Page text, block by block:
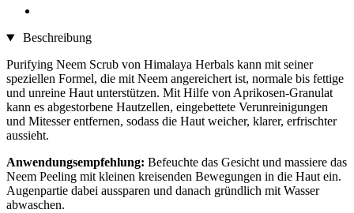
Beschreibung
Purifying Neem Scrub von Himalaya Herbals kann mit seiner
speziellen Formel, die mit Neem angereichert ist, normale bis fettige
und unreine Haut unterstützen. Mit Hilfe von Aprikosen-Granulat
kann es abgestorbene Hautzellen, eingebettete Verunreinigungen
und Mitesser entfernen, sodass die Haut weicher, klarer, erfrischter
aussieht.
Anwendungsempfehlung: Befeuchte das Gesicht und massiere das
Neem Peeling mit kleinen kreisenden Bewegungen in die Haut ein.
Augenpartie dabei aussparen und danach gründlich mit Wasser
abwaschen.